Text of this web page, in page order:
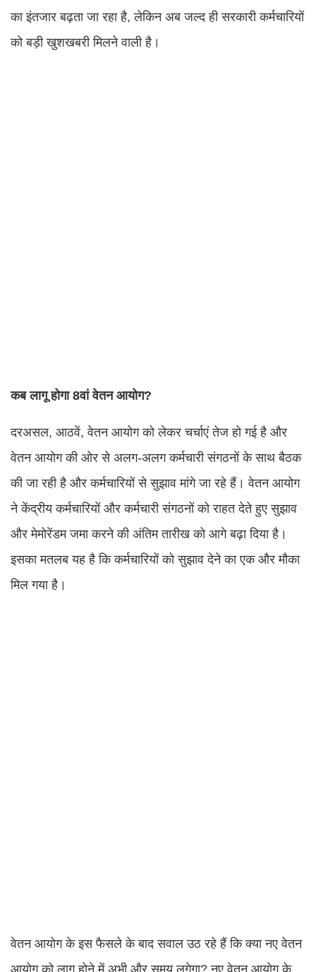
का इंतजार बढ़ता जा रहा है, लेकिन अब जल्द ही सरकारी कर्मचारियों
को बड़ी खुशखबरी मिलने वाली है।
कब लागू होगा 8वां वेतन आयोग?
दरअसल, आठवें, वेतन आयोग को लेकर चर्चाएं तेज हो गई है और
वेतन आयोग की ओर से अलग-अलग कर्मचारी संगठनों के साथ बैठक
की जा रही है और कर्मचारियों से सुझाव मांगे जा रहे हैं। ‌वेतन आयोग
ने केंद्रीय कर्मचारियों और कर्मचारी संगठनों को राहत देते हुए सुझाव
और मेमोरेंडम जमा करने की अंतिम तारीख को आगे बढ़ा दिया है।
इसका मतलब यह है कि कर्मचारियों को सुझाव देने का एक और मौका
मिल गया है।
वेतन आयोग के इस फैसले के बाद सवाल उठ रहे हैं कि क्या नए वेतन